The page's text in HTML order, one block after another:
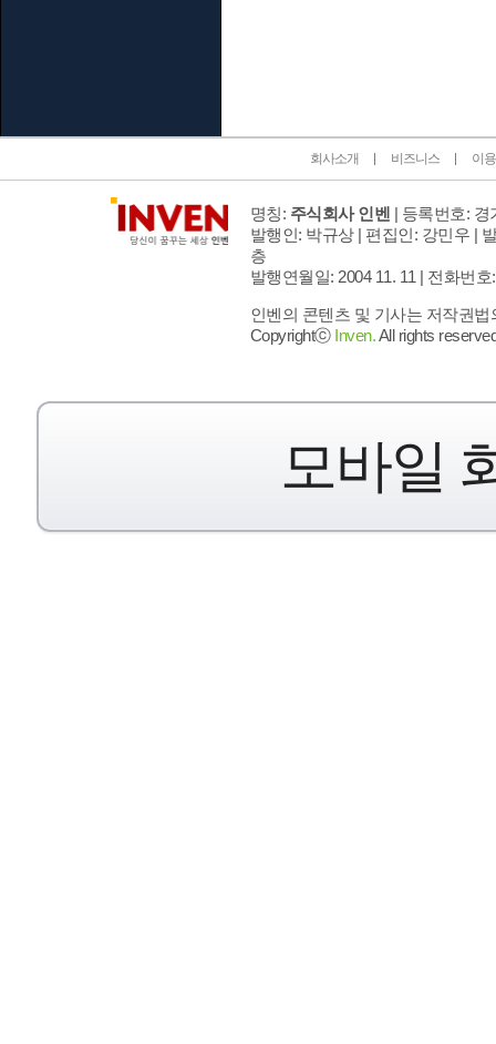
회사소개 비즈니스 이
명칭: 주식회사 인벤 | 등록번호: 경
발행인: 박규상 | 편집인: 강민우 |
층
발행연월일: 2004 11. 11 | 전화번호
인벤의 콘텐츠 및 기사는 저작권
Copyrightⓒ Inven.All rights
모바일